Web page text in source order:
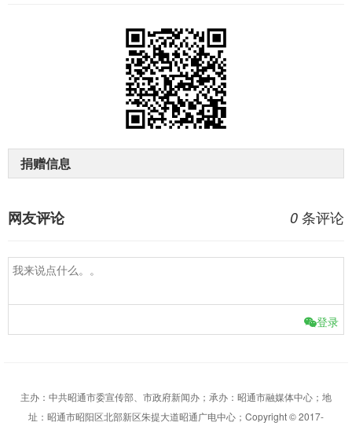
捐赠信息
0 条评论
网友评论
登录
主办：中共昭通市委宣传部、市政府新闻办；承办：昭通市融媒体中心；地
址：昭通市昭阳区北部新区朱提大道昭通广电中心；Copyright © 2017-